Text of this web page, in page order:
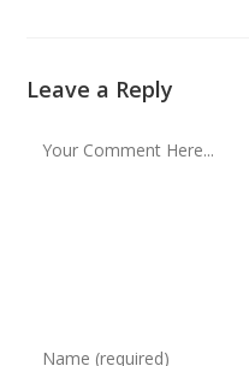
Leave a Reply